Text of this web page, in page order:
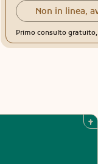
Non in linea,
Primo consulto